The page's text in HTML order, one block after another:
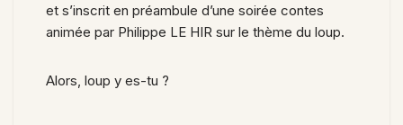
et s’inscrit en préambule d’une soirée contes
animée par Philippe LE HIR sur le thème du loup.
Alors, loup y es-tu ?